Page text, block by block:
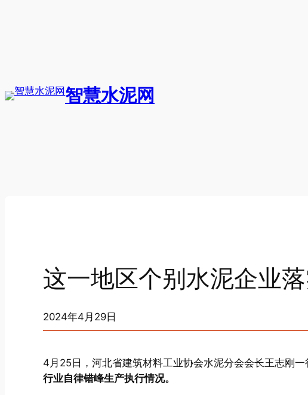
智慧水泥网
这一地区个别水泥企业
2024年4月29日
4月25日，河北省建筑材料工业协会水泥分会会长王志刚
行业自律错峰生产执行情况。